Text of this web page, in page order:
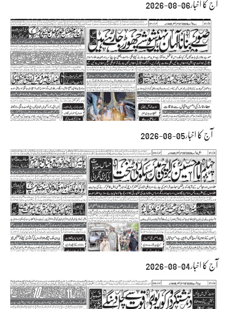
آج کا اخبار06-08-2026
آج کا اخبار05-08-2026
آج کا اخبار04-08-2026